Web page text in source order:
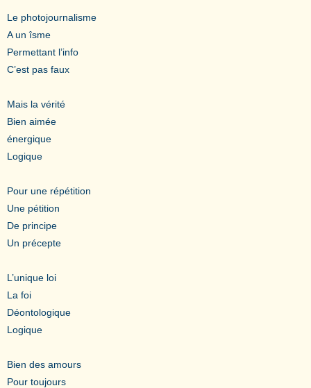
Le photojournalisme
A un îsme
Permettant l’info
C’est pas faux
Mais la vérité
Bien aimée
énergique
Logique
Pour une répétition
Une pétition
De principe
Un précepte
L’unique loi
La foi
Déontologique
Logique
Bien des amours
Pour toujours